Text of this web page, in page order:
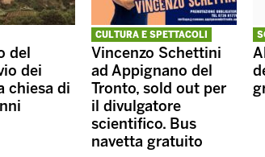
del
dei
chiesa di
CULTURA E SPETTACOLI
Vincenzo Schettini
ad Appignano del
Tronto, sold out per
il divulgatore
scientifico. Bus
navetta gratuito